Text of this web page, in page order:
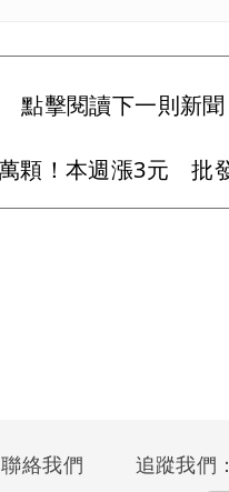
點擊閱讀下一則新聞
聯絡我們 追蹤我們：